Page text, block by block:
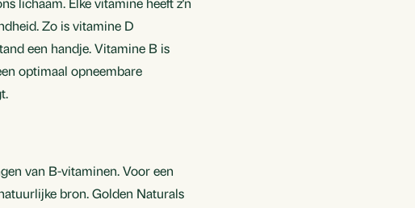
Zo is vitamine D
een handje. Vitamine B is
optimaal opneembare
van B-vitaminen. Voor een
bron. Golden Naturals